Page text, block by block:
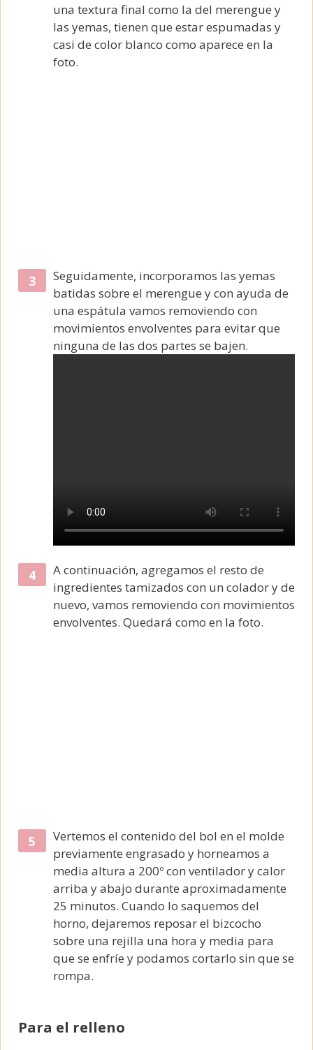
una textura final como la del merengue y
las yemas, tienen que estar espumadas y
casi de color blanco como aparece en la
foto.
Seguidamente, incorporamos las yemas
batidas sobre el merengue y con ayuda de
una espátula vamos removiendo con
movimientos envolventes para evitar que
ninguna de las dos partes se bajen.
A continuación, agregamos el resto de
ingredientes tamizados con un colador y de
nuevo, vamos removiendo con movimientos
envolventes. Quedará como en la foto.
Vertemos el contenido del bol en el molde
previamente engrasado y horneamos a
media altura a 200º con ventilador y calor
arriba y abajo durante aproximadamente
25 minutos. Cuando lo saquemos del
horno, dejaremos reposar el bizcocho
sobre una rejilla una hora y media para
que se enfríe y podamos cortarlo sin que se
rompa.
Para el relleno